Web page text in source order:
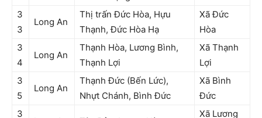
3
3
Long An
Thị trấn Đức Hòa, Hựu
Thạnh, Đức Hòa Hạ
Xã Đức
Hòa
3
4
Long An
Thạnh Hòa, Lương Bình,
Thạnh Lợi
Xã Thạnh
Lợi
3
5
Long An
Thạnh Đức (Bến Lức),
Nhựt Chánh, Bình Đức
Xã Bình
Đức
3
Xã Lương